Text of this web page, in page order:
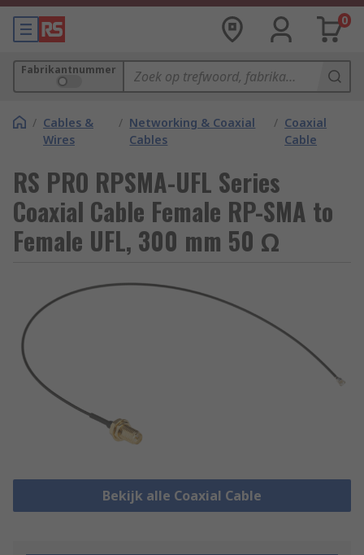
0
Fabrikantnummer
/ Cables &
Wires
/ Networking & Coaxial
Cables
/ Coaxial
Cable
RS PRO RPSMA-UFL Series
Coaxial Cable Female RP-SMA to
Female UFL, 300 mm 50 Ω
Bekijk alle Coaxial Cable